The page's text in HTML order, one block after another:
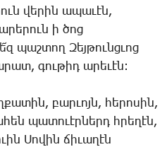
վե­րին ա­պա­ւէն,
ի ծոց
պաշ­տող ­Զեյ­թունց­ւոց
գու­թիդ ա­րե­ւէն:
բար­ւոյն, հե­րո­սին,
պա­տո­ւէր­ներդ հրե­ղէն,
­Սո­վին ճի­ւա­ղէն